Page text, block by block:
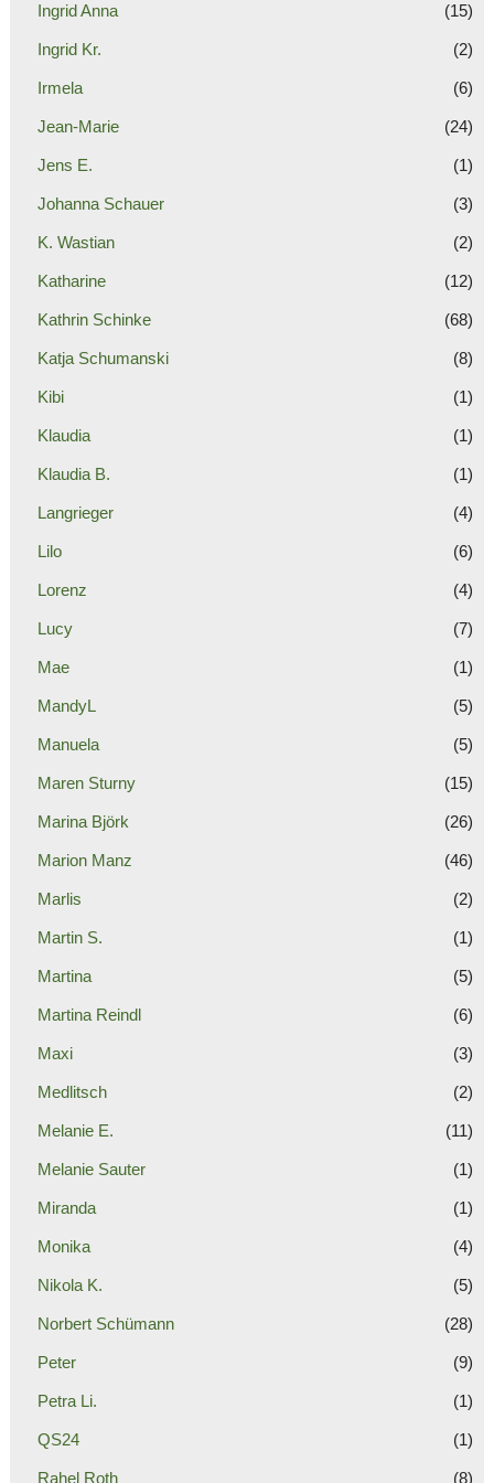
Ingrid Anna (15)
Ingrid Kr. (2)
Irmela (6)
Jean-Marie (24)
Jens E. (1)
Johanna Schauer (3)
K. Wastian (2)
Katharine (12)
Kathrin Schinke (68)
Katja Schumanski (8)
Kibi (1)
Klaudia (1)
Klaudia B. (1)
Langrieger (4)
Lilo (6)
Lorenz (4)
Lucy (7)
Mae (1)
MandyL (5)
Manuela (5)
Maren Sturny (15)
Marina Björk (26)
Marion Manz (46)
Marlis (2)
Martin S. (1)
Martina (5)
Martina Reindl (6)
Maxi (3)
Medlitsch (2)
Melanie E. (11)
Melanie Sauter (1)
Miranda (1)
Monika (4)
Nikola K. (5)
Norbert Schümann (28)
Peter (9)
Petra Li. (1)
QS24 (1)
Rahel Roth (8)